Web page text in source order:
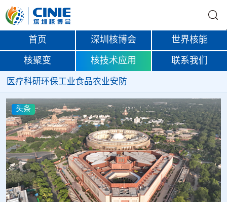
首页 深圳核博会 世界核能
核聚变 核技术应用 联系我们
医疗科研环保工业食品农业安防
头条